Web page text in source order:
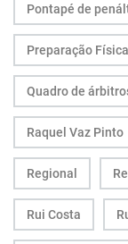
Pontapé de
Preparação Física
Quadro de
Raquel Vaz Pinto
Regional
Rui Costa